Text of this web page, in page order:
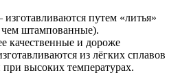
путем «литья»
штампованные).
качественные и дороже
из лёгких сплавов
высоких температурах.